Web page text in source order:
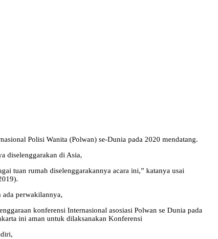
Polisi Wanita (Polwan) se-Dunia pada 2020 mendatang.
diselenggarakan di Asia,
tuan rumah diselenggarakannya acara ini,” katanya usai
perwakilannya,
konferensi Internasional asosiasi Polwan se Dunia pada
ini aman untuk dilaksanakan Konferensi